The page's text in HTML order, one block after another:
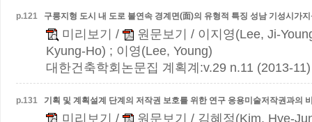
p.121 구릉지형 도시 내 도로 불연속 경계면(面)의 유형적 특징 성남 기성시가
미리보기 / 원문보기
/ 이지영(Lee, Ji-
Kyung-Ho) ; 이영(Lee, Young)
대한건축학회논문집 계획계:v.29 n.11 (2013-11)
p.131 기획 및 계획설계 단계의 저작권 보호를 위한 연구 응용미술저작권과의
미리보기 / 원문보기
/ 김혜정(Kim, Hye-